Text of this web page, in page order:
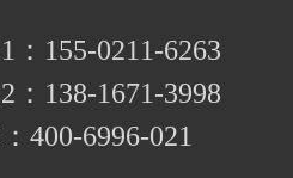
：155-0211-6263
：138-1671-3998
400-6996-021